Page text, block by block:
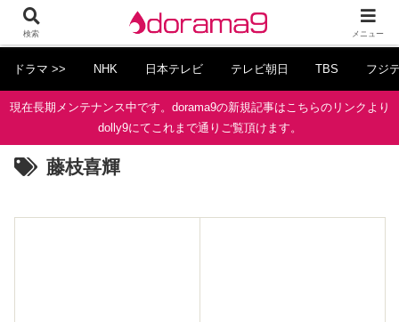
ドラマ >> NHK 日本テレビ テレビ朝日 TBS フジ
現在長期メンテナンス中です。dorama9の新規記事はこちらのリンクより
dolly9にてこれまで通りご覧頂けます。
藤枝喜輝
検索 メニュー